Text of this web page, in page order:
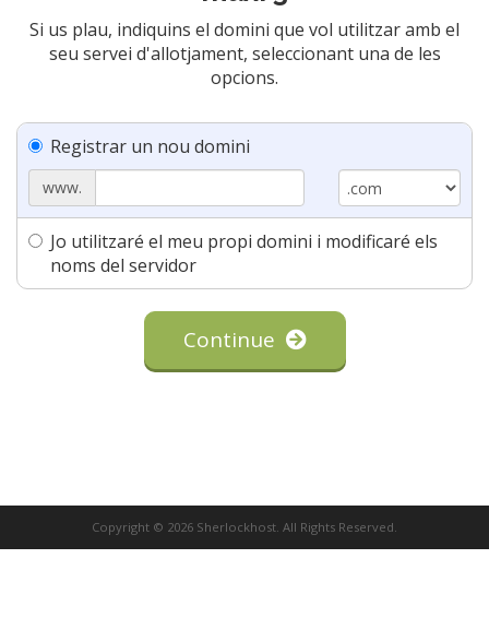
Si us plau, indiquins el domini que vol utilitzar amb el
seu servei d'allotjament, seleccionant una de les
opcions.
Registrar un nou domini
www.
Jo utilitzaré el meu propi domini i modificaré els
noms del servidor
Continue
Copyright © 2026 Sherlockhost. All Rights Reserved.